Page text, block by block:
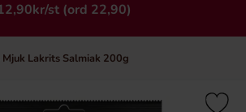
st (ord 22,90)
Mjuk Lakrits Salmiak 200g
×